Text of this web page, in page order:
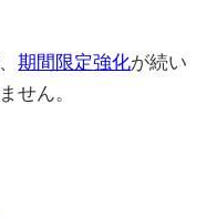
期間限定強化が続い
せん。